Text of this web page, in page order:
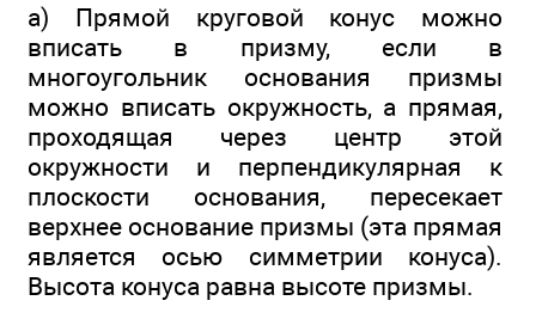
а) Прямой круговой конус можно
вписать в призму, если в
многоугольник основания призмы
можно вписать окружность, а прямая,
проходящая через центр этой
окружности и перпендикулярная к
плоскости основания, пересекает
верхнее основание призмы (эта прямая
является осью симметрии конуса).
Высота конуса равна высоте призмы.